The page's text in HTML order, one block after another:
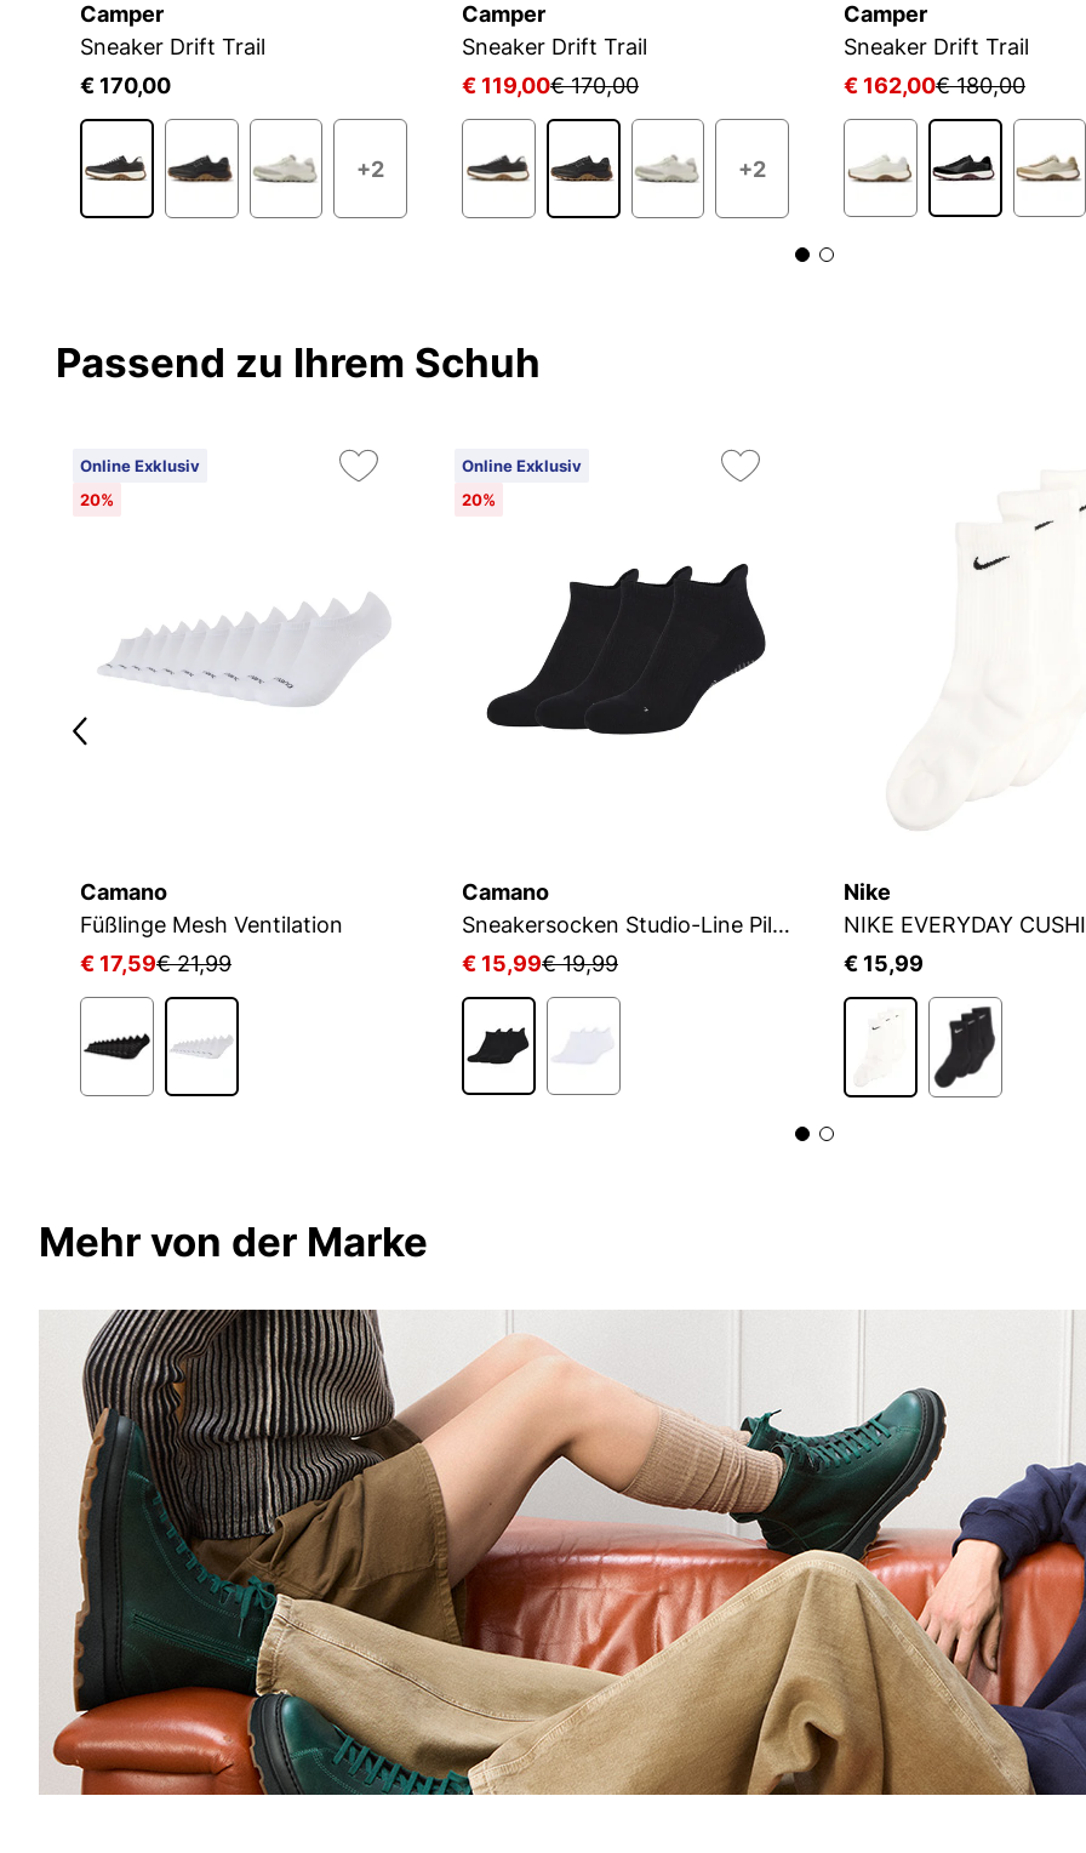
Camper
Sneaker Drift Trail
€ 170,00
+2
Camper
Sneaker Drift Trail
€ 119,00€ 170,00
+2
Camper
Sneaker Drift Trail
€ 162,00€ 180,00
Passend zu Ihrem Schuh
Online Exklusiv
20%
Camano
Füßlinge Mesh Ventilation
€ 17,59€ 21,99
Online Exklusiv
20%
Camano
Sneakersocken Studio-Line Pilates und Yoga
€ 15,99€ 19,99
Nike
NIKE EVERYDAY
€ 15,99
Mehr von der Marke